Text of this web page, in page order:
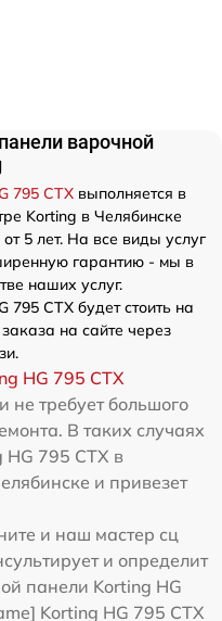
варочной
795 CTX выполняется в
Korting в Челябинске
5 лет. На все виды услуг
гарантию - мы в
наших услуг.
795 CTX будет стоить на
на сайте через
HG 795 CTX
не требует большого
В таких случаях
HG 795 CTX в
и привезет
и наш мастер сц
и определит
панели Korting HG
Korting HG 795 CTX